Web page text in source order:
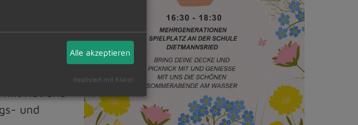
11:30
Rat und
und
Alle akzeptieren
Realisiert mit Klaro!